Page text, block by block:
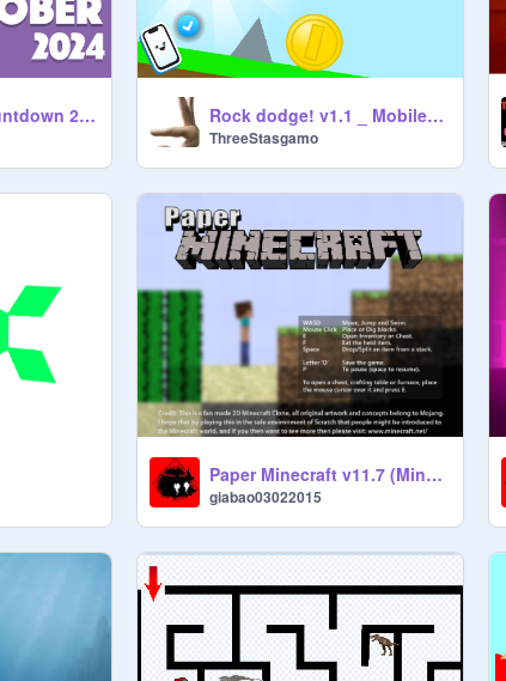
Scratchtober Countdown 2024 Rock dodge! v1.1 _ Mobile friendly _ #all #games #trending
ThreeStasgamo
Paper Minecraft v11.7 (Minecraft 2D) remix remix remix
giabao03022015